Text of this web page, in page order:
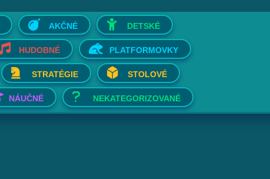
AKČNÉ DETSKÉ
HUDOBNÉ PLATFORMOVKY
STRATÉGIE STOLOVÉ
NÁUČNÉ NEKATEGORIZOVANÉ